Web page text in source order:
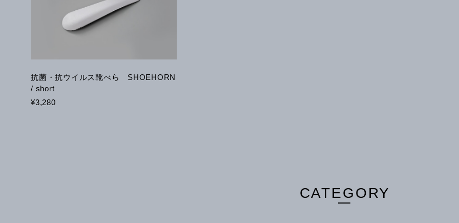
抗菌・抗ウイルス靴べら SHOEHORN
/ short
¥3,280
CATEGORY